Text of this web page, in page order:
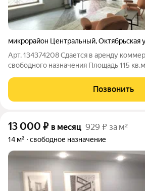
микрорайон Центральный,Октябрьская
Арт. 134374208 Сдается в аренду
свободного назначения Площадь 115
улицу Планировка свободная Витражное
помещении сделан качественный ремонт
Позвонить
13 000 ₽ в месяц 929 ₽ за м²
14 м² свободное назначение